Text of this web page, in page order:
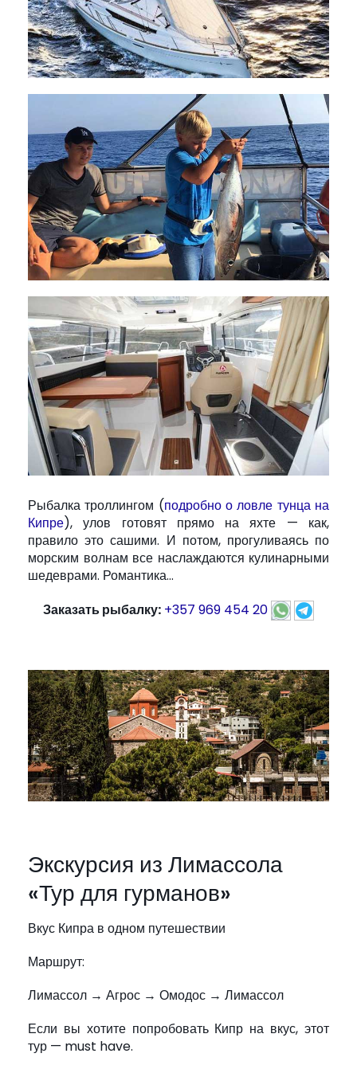
Рыбалка троллингом (подробно о ловле тунца на
Кипре), улов готовят прямо на яхте — как,
правило это сашими. И потом, прогуливаясь по
морским волнам все наслаждаются кулинарными
шедеврами. Романтика…
Заказать рыбалку: +357 969 454 20
Экскурсия из Лимассола
«Тур для гурманов»
Вкус Кипра в одном путешествии
Маршрут:
Лимассол → Агрос → Омодос → Лимассол
Если вы хотите попробовать Кипр на вкус, этот
тур — must have.